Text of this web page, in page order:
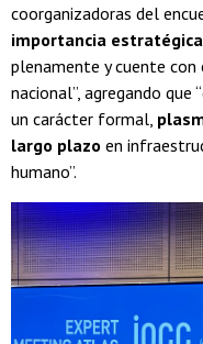
coorganizadoras del
importancia
plenamente y cuente
nacional”, agregando
un carácter formal,
largo plazo en
humano”.